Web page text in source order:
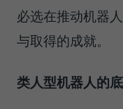
必选在推动机器
与取得的成就。
类人型机器人的